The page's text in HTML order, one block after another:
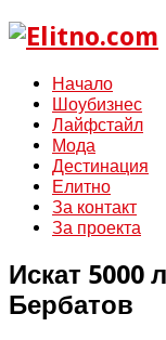
Начало
Шоубизнес
Лайфстайл
Мода
Дестинация
Елитно
За контакт
За проекта
Искат 5000
Бербатов